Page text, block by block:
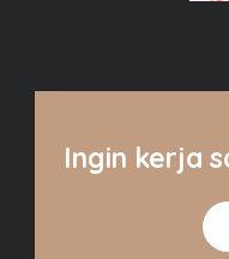
Ingin kerja